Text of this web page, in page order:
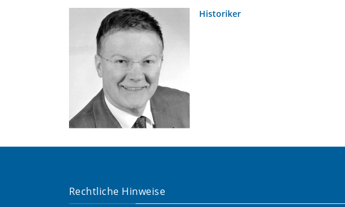
Historiker
Rechtliche Hinweise